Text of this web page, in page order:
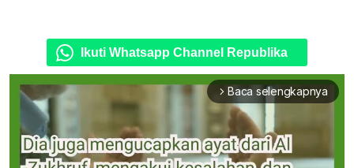
Ikuti Whatsapp Channel Republika
arrow_forward_ios Baca selengkapnya